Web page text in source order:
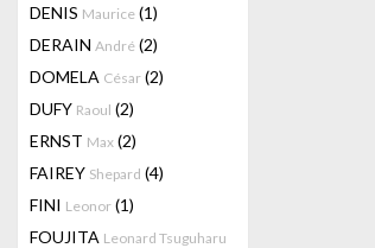
DENIS Maurice (1)
DERAIN André (2)
DOMELA César (2)
DUFY Raoul (2)
ERNST Max (2)
FAIREY Shepard (4)
FINI Leonor (1)
FOUJITA Leonard Tsuguharu